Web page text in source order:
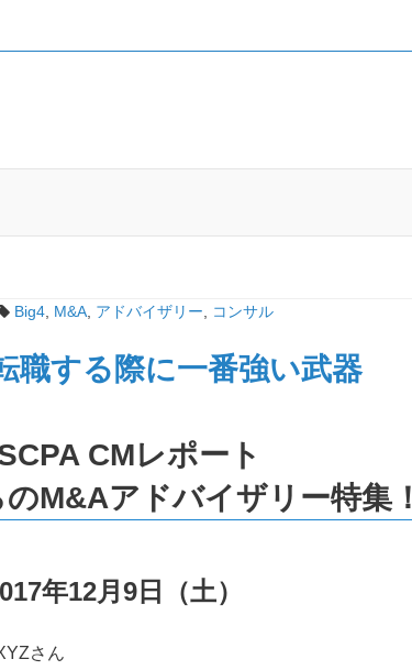
Big4 M&A アドバイザリー コンサル
職する際に一番強い武器
CMレポート
M&Aアドバイザリー特集！
年12月9日（土）
さん